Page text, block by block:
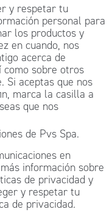
y respetar tu
personal para
los productos y
en cuando, nos
acerca de
como sobre otros
Si aceptas que nos
marca la casilla a
que nos
de Pvs Spa.
en
información sobre
de privacidad y
y respetar tu
de privacidad.